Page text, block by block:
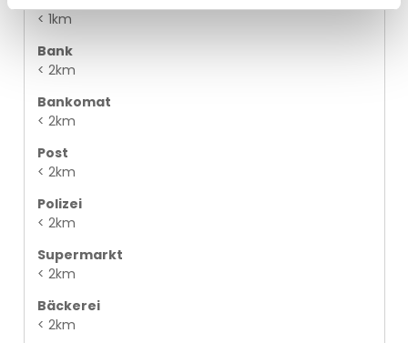
< 1km
Bank
< 2km
Bankomat
< 2km
Post
< 2km
Polizei
< 2km
Supermarkt
< 2km
Bäckerei
< 2km